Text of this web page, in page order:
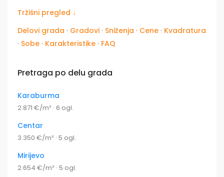
Tržišni pregled ↓
Delovi grada · Gradovi · Sniženja · Cene · Kvadratura
· Sobe · Karakteristike · FAQ
Pretraga po delu grada
Karaburma
2.871 €/m² · 6 ogl.
Centar
3.350 €/m² · 5 ogl.
Mirijevo
2.654 €/m² · 5 ogl.